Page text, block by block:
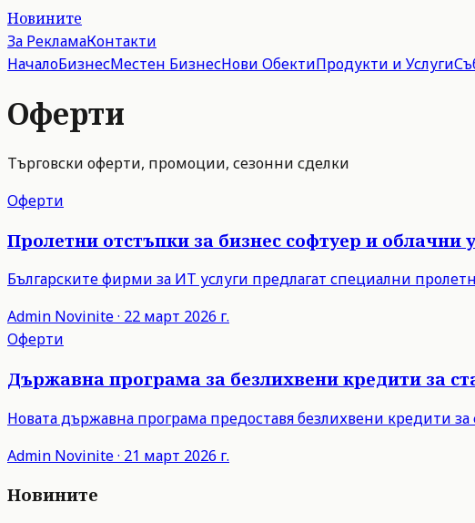
Новините
За РекламаКонтакти
НачалоБизнесМестен БизнесНови ОбектиПродукти и Услуги
Оферти
Търговски оферти, промоции, сезонни сделки
Оферти
Пролетни отстъпки за бизнес софтуер и облачни
Българските фирми за ИТ услуги предлагат специални
Admin Novinite· 22 март 2026 г.
Оферти
Държавна програма за безлихвени кредити за
Новата държавна програма предоставя безлихвени кредити
Admin Novinite· 21 март 2026 г.
Новините